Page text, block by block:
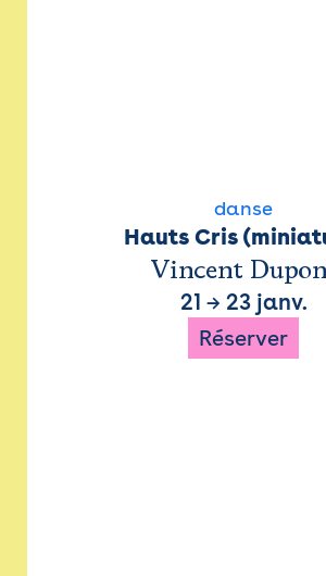
danse
Hauts Cris
Vincent
21 → 23 janv.
Réserver